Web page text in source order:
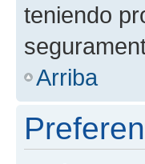
teniendo
Arriba